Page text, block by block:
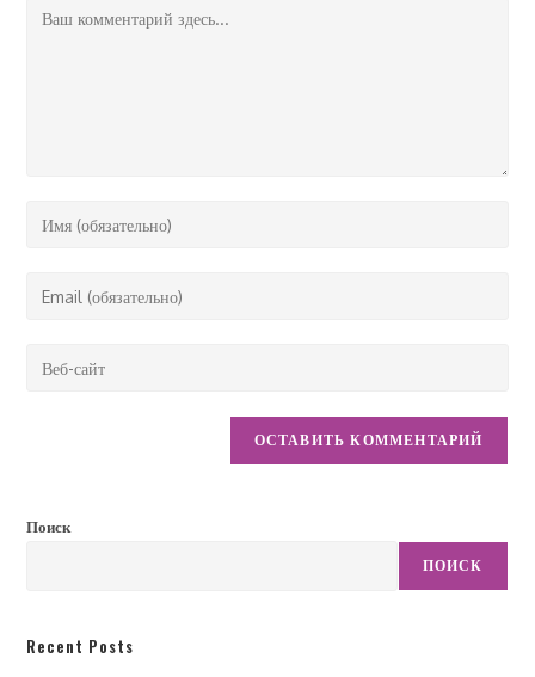
Комментарий
Введите
или
пользователя,
Введите
адрес,
Поиск
ПОИСК
Recent Posts